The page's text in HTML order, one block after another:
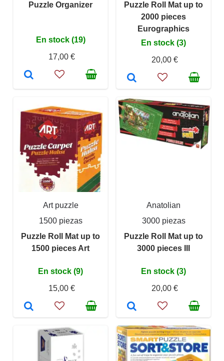
Puzzle Organizer
En stock (19)
17,00 €
Puzzle Roll Mat up to
2000 pieces
Eurographics
En stock (3)
20,00 €
Art puzzle
1500 piezas
Puzzle Roll Mat up to
1500 pieces Art
En stock (9)
15,00 €
Anatolian
3000 piezas
Puzzle Roll Mat up to
3000 pieces III
En stock (3)
20,00 €